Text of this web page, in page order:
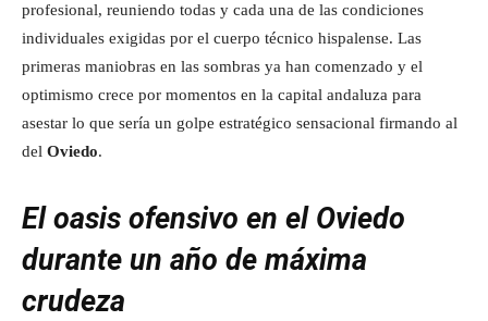
profesional, reuniendo todas y cada una de las condiciones
individuales exigidas por el cuerpo técnico hispalense. Las
primeras maniobras en las sombras ya han comenzado y el
optimismo crece por momentos en la capital andaluza para
asestar lo que sería un golpe estratégico sensacional firmando al
del Oviedo.
El oasis ofensivo en el Oviedo
durante un año de máxima
crudeza